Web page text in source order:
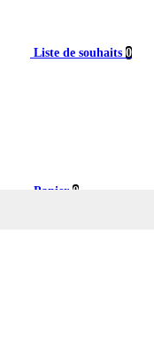
Liste de souhaits 0
Panier 0